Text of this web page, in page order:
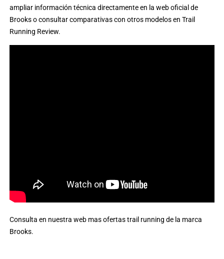
ampliar información técnica directamente en la web oficial de
Brookso consultar comparativas con otros modelos en Trail
Running Review.
Consulta en nuestra web masofertas trail running de la marca
Brooks.